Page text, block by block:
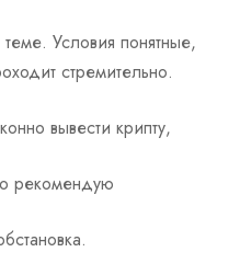
Условия понятные,
стремительно.
вывести крипту,
рекомендую